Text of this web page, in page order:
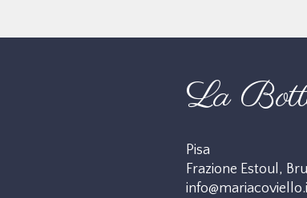
La
Pisa
Frazione Estoul,